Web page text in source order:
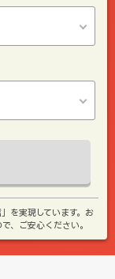
を実現しています。お
、ご安心ください。